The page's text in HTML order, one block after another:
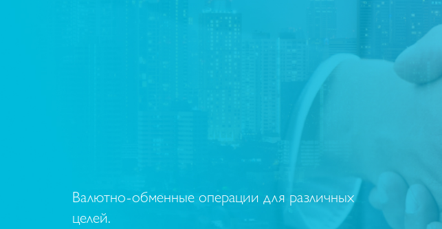
Валютно-обменные операции для различных
целей.